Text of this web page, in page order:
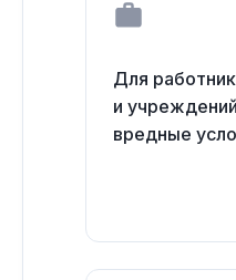
Для
и
вредные